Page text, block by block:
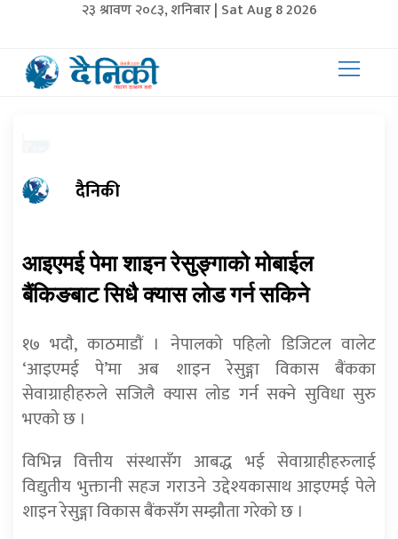
२३ श्रावण २०८३, शनिबार | Sat Aug 8 2026
दैनिकी
आइएमई पेमा शाइन रेसुङ्गाको मोबाईल
बैंकिङबाट सिधै क्यास लोड गर्न सकिने
१७ भदाै, काठमाडाैं । नेपालको पहिलो डिजिटल वालेट
‘आइएमई पे’मा अब शाइन रेसुङ्गा विकास बैंकका
सेवाग्राहीहरुले सजिलै क्यास लोड गर्न सक्ने सुविधा सुरु
भएको छ ।
विभिन्न वित्तीय संस्थासँग आबद्ध भई सेवाग्राहीहरुलाई
विद्युतीय भुक्तानी सहज गराउने उद्देश्यकासाथ आइएमई पेले
शाइन रेसुङ्गा विकास बैंकसँग सम्झौता गरेको छ ।